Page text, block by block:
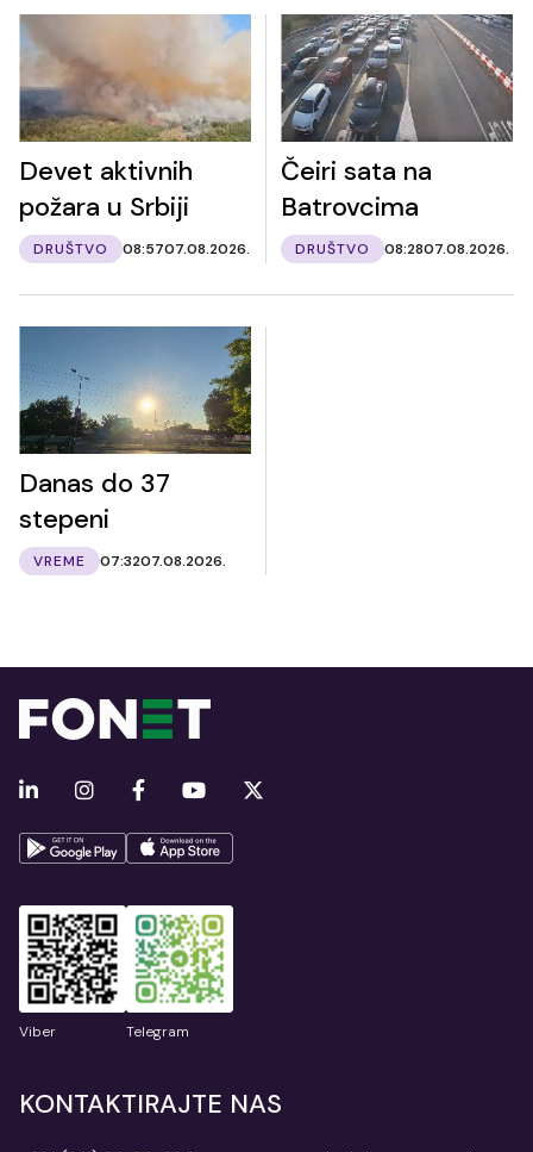
Devet aktivnih
požara u Srbiji
DRUŠTVO 08:5707.08.2026.
Čeiri sata na
Batrovcima
DRUŠTVO 08:2807.08.2026.
Danas do 37
stepeni
VREME 07:3207.08.2026.
Viber Telegram
KONTAKTIRAJTE NAS